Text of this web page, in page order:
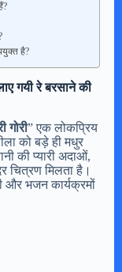
है?
गयी रे बरसाने की
गोरी” एक लोकप्रिय
को बड़े ही मधुर
की प्यारी अदाओं,
चित्रण मिलता है।
और भजन कार्यक्रमों